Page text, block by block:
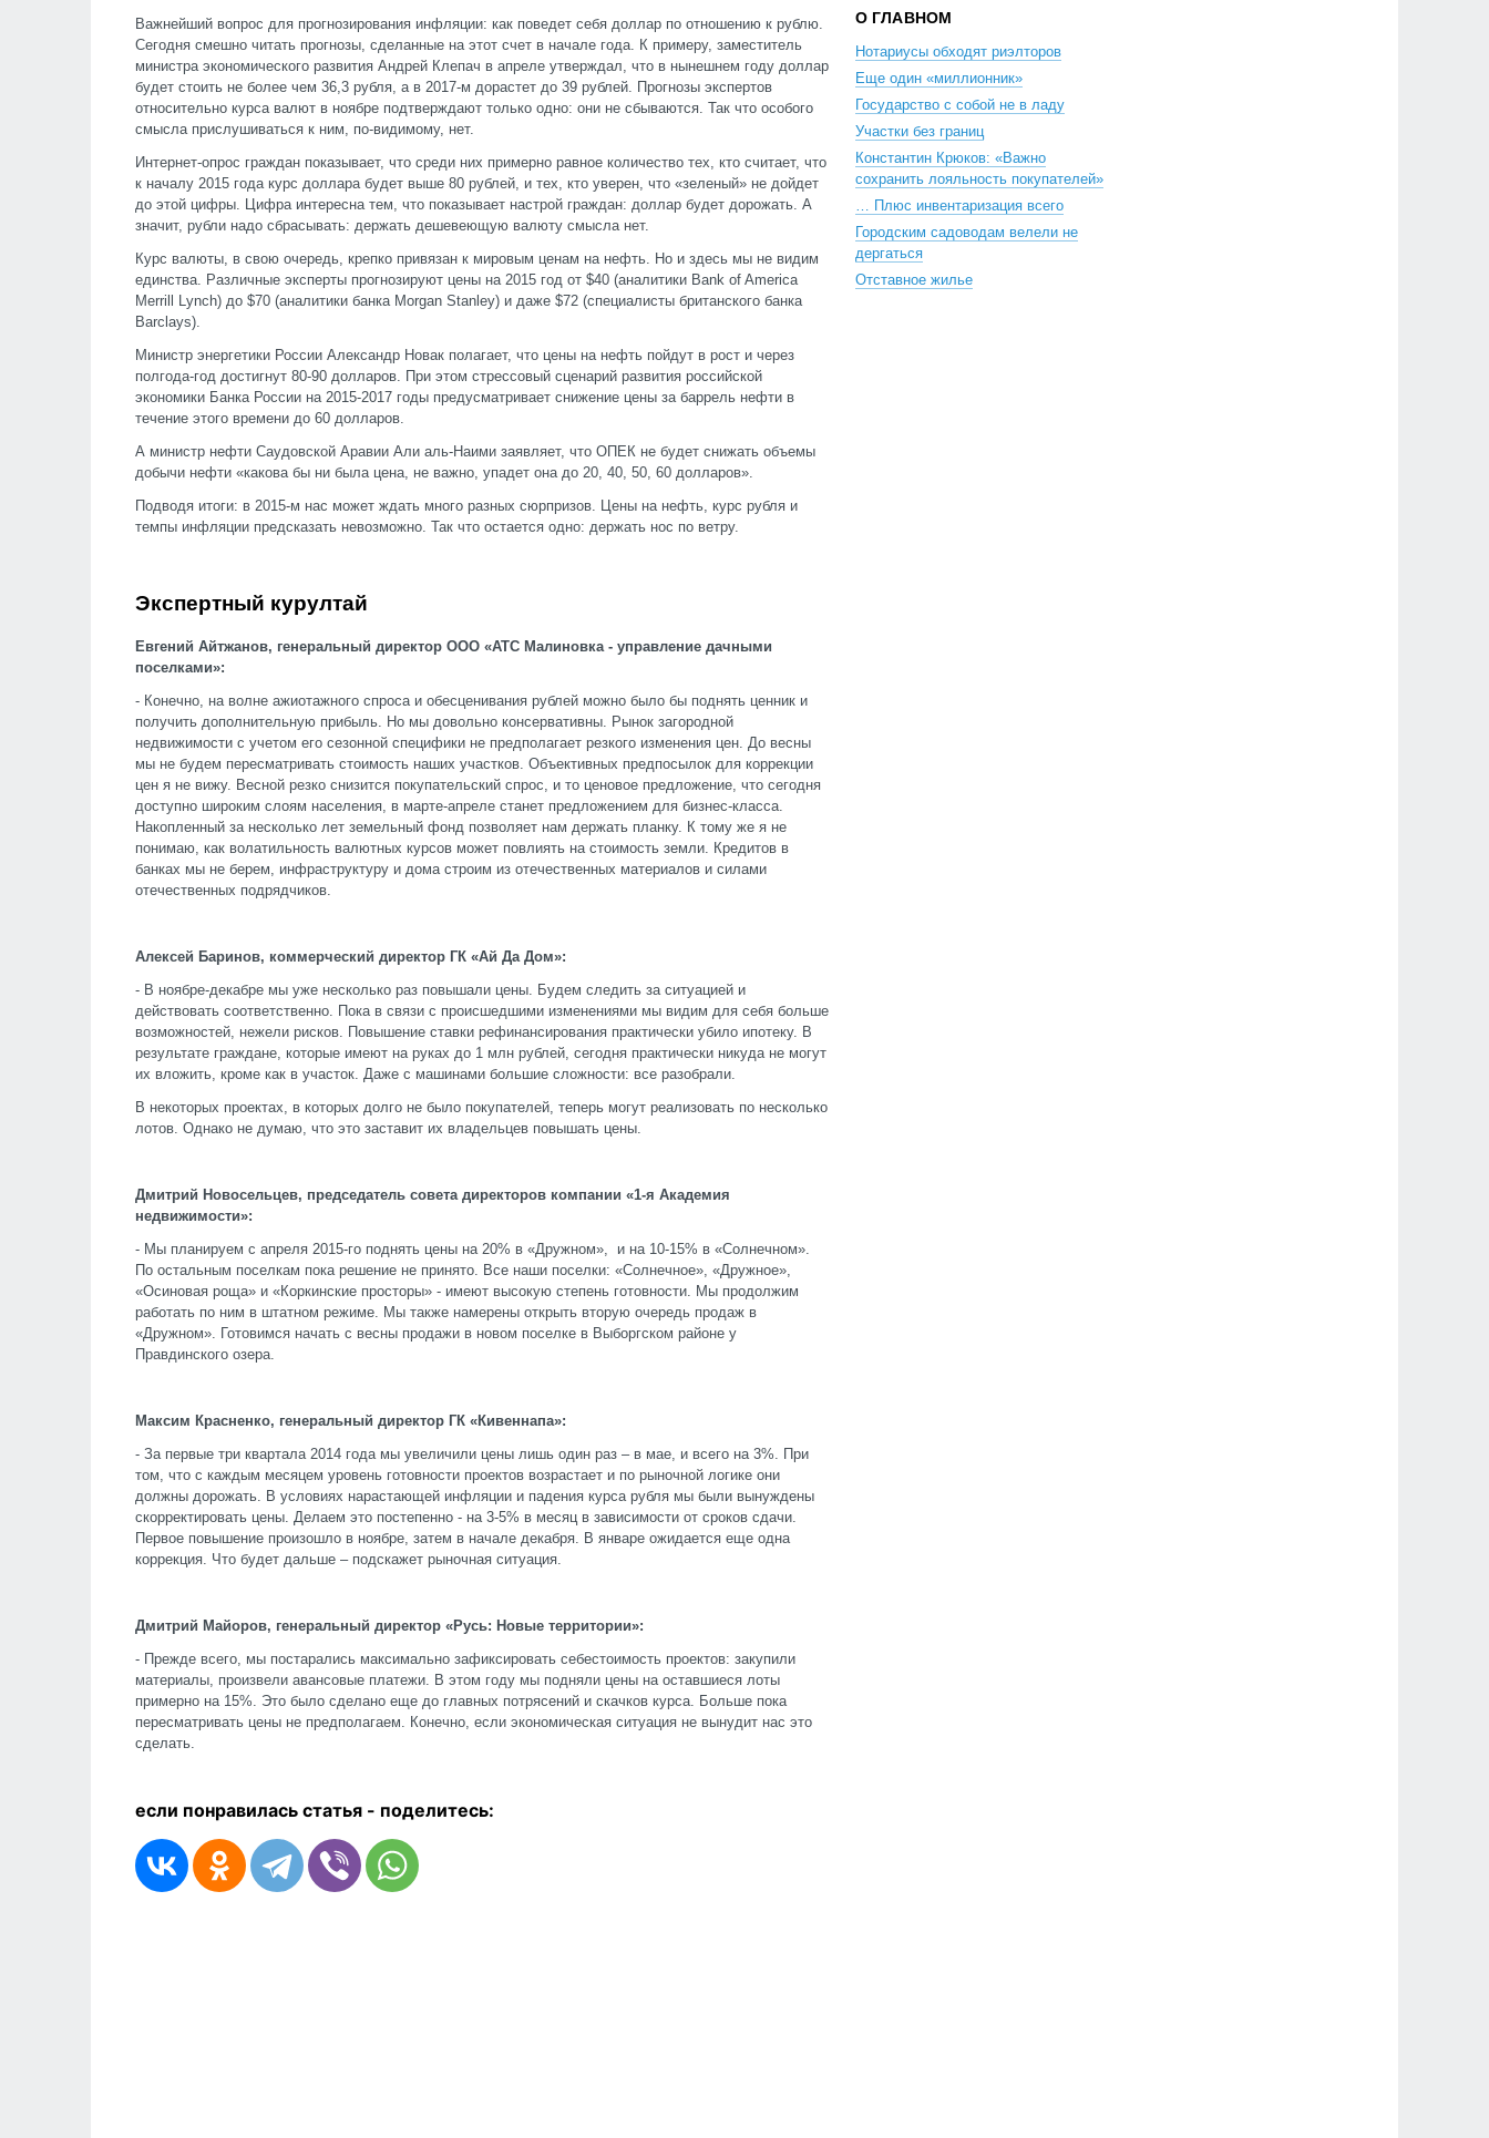
Важнейший вопрос для прогнозирования инфляции: как поведет себя доллар по отношению к рублю.
Сегодня смешно читать прогнозы, сделанные на этот счет в начале года. К примеру, заместитель
министра экономического развития Андрей Клепач в апреле утверждал, что в нынешнем году доллар
будет стоить не более чем 36,3 рубля, а в 2017-м дорастет до 39 рублей. Прогнозы экспертов
относительно курса валют в ноябре подтверждают только одно: они не сбываются. Так что особого
смысла прислушиваться к ним, по-видимому, нет.
Интернет-опрос граждан показывает, что среди них примерно равное количество тех, кто считает, что
к началу 2015 года курс доллара будет выше 80 рублей, и тех, кто уверен, что «зеленый» не дойдет
до этой цифры. Цифра интересна тем, что показывает настрой граждан: доллар будет дорожать. А
значит, рубли надо сбрасывать: держать дешевеющую валюту смысла нет.
Курс валюты, в свою очередь, крепко привязан к мировым ценам на нефть. Но и здесь мы не видим
единства. Различные эксперты прогнозируют цены на 2015 год от $40 (аналитики Bank of America
Merrill Lynch) до $70 (аналитики банка Morgan Stanley) и даже $72 (специалисты британского банка
Barclays).
Министр энергетики России Александр Новак полагает, что цены на нефть пойдут в рост и через
полгода-год достигнут 80-90 долларов. При этом стрессовый сценарий развития российской
экономики Банка России на 2015-2017 годы предусматривает снижение цены за баррель нефти в
течение этого времени до 60 долларов.
А министр нефти Саудовской Аравии Али аль-Наими заявляет, что ОПЕК не будет снижать объемы
добычи нефти «какова бы ни была цена, не важно, упадет она до 20, 40, 50, 60 долларов».
Подводя итоги: в 2015-м нас может ждать много разных сюрпризов. Цены на нефть, курс рубля и
темпы инфляции предсказать невозможно. Так что остается одно: держать нос по ветру.
Экспертный курултай
Евгений Айтжанов, генеральный директор ООО «АТС Малиновка - управление дачными
поселками»:
- Конечно, на волне ажиотажного спроса и обесценивания рублей можно было бы поднять ценник и
получить дополнительную прибыль. Но мы довольно консервативны. Рынок загородной
недвижимости с учетом его сезонной специфики не предполагает резкого изменения цен. До весны
мы не будем пересматривать стоимость наших участков. Объективных предпосылок для коррекции
цен я не вижу. Весной резко снизится покупательский спрос, и то ценовое предложение, что сегодня
доступно широким слоям населения, в марте-апреле станет предложением для бизнес-класса.
Накопленный за несколько лет земельный фонд позволяет нам держать планку. К тому же я не
понимаю, как волатильность валютных курсов может повлиять на стоимость земли. Кредитов в
банках мы не берем, инфраструктуру и дома строим из отечественных материалов и силами
отечественных подрядчиков.
Алексей Баринов, коммерческий директор ГК «Ай Да Дом»:
- В ноябре-декабре мы уже несколько раз повышали цены. Будем следить за ситуацией и
действовать соответственно. Пока в связи с происшедшими изменениями мы видим для себя больше
возможностей, нежели рисков. Повышение ставки рефинансирования практически убило ипотеку. В
результате граждане, которые имеют на руках до 1 млн рублей, сегодня практически никуда не могут
их вложить, кроме как в участок. Даже с машинами большие сложности: все разобрали.
В некоторых проектах, в которых долго не было покупателей, теперь могут реализовать по несколько
лотов. Однако не думаю, что это заставит их владельцев повышать цены.
Дмитрий Новосельцев, председатель совета директоров компании «1-я Академия
недвижимости»:
- Мы планируем с апреля 2015-го поднять цены на 20% в «Дружном», и на 10-15% в «Солнечном».
По остальным поселкам пока решение не принято. Все наши поселки: «Солнечное», «Дружное»,
«Осиновая роща» и «Коркинские просторы» - имеют высокую степень готовности. Мы продолжим
работать по ним в штатном режиме. Мы также намерены открыть вторую очередь продаж в
«Дружном». Готовимся начать с весны продажи в новом поселке в Выборгском районе у
Правдинского озера.
Максим Красненко, генеральный директор ГК «Кивеннапа»:
- За первые три квартала 2014 года мы увеличили цены лишь один раз – в мае, и всего на 3%. При
том, что с каждым месяцем уровень готовности проектов возрастает и по рыночной логике они
должны дорожать. В условиях нарастающей инфляции и падения курса рубля мы были вынуждены
скорректировать цены. Делаем это постепенно - на 3-5% в месяц в зависимости от сроков сдачи.
Первое повышение произошло в ноябре, затем в начале декабря. В январе ожидается еще одна
коррекция. Что будет дальше – подскажет рыночная ситуация.
Дмитрий Майоров, генеральный директор «Русь: Новые территории»:
- Прежде всего, мы постарались максимально зафиксировать себестоимость проектов: закупили
материалы, произвели авансовые платежи. В этом году мы подняли цены на оставшиеся лоты
примерно на 15%. Это было сделано еще до главных потрясений и скачков курса. Больше пока
пересматривать цены не предполагаем. Конечно, если экономическая ситуация не вынудит нас это
сделать.
если понравилась статья - поделитесь:
О ГЛАВНОМ
Нотариусы обходят риэлторов
Еще один «миллионник»
Государство с собой не в ладу
Участки без границ
Константин Крюков: «Важно
сохранить лояльность покупателей»
… Плюс инвентаризация всего
Городским садоводам велели не
дергаться
Отставное жилье